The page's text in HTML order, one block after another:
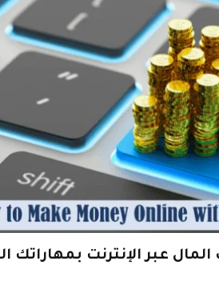
عبر الإنترنت بمهاراتك